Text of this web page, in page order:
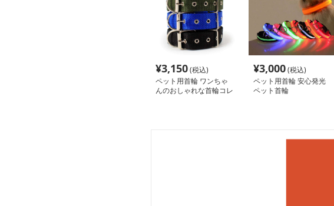
¥3,150(税込)
ペット用首輪 ワンちゃ
んのおしゃれな首輪コレ
¥3,000(税込)
ペット用首輪 安心発光
ペット首輪